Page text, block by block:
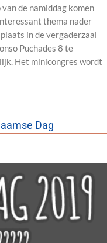
de namiddag komen
thema nader
in de vergaderzaal
Puchades 8 te
Het minicongres wordt
Dag